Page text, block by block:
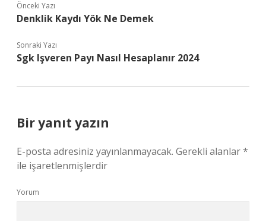
Önceki Yazı
Denklik Kaydı Yök Ne Demek
Sonraki Yazı
Sgk Işveren Payı Nasıl Hesaplanır 2024
Bir yanıt yazın
E-posta adresiniz yayınlanmayacak. Gerekli alanlar*
ile işaretlenmişlerdir
Yorum